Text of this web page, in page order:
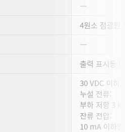
―
4원소 점광원
―
출력 표시등 (
30 VDC 이하
누설 전류:
부하 저항 3
잔류 전압:
10 mA 이하